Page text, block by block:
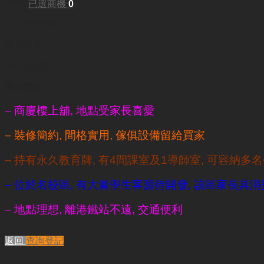
已選商機 0
– 商廈樓上舖, 地點受家長喜愛
– 裝修簡約, 間格實用, 傢俱設備留給買家
– 持有永久教育牌, 有4間課室及1導師室, 可容納多
– 位於名校區, 有大量學生客源待開發, 該區家長具消
– 地點理想, 離港鐵站不遠, 交通便利
返回 查詢登記